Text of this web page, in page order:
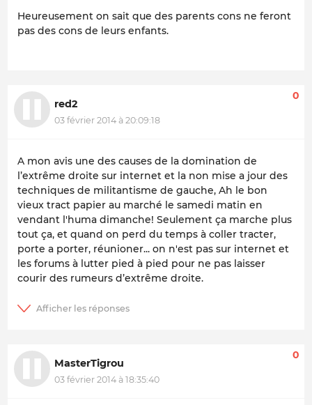
Heureusement on sait que des parents cons ne feront
pas des cons de leurs enfants.
red2
03 février 2014 à 20:09:18
0
A mon avis une des causes de la domination de
l’extrême droite sur internet et la non mise a jour des
techniques de militantisme de gauche, Ah le bon
vieux tract papier au marché le samedi matin en
vendant l'huma dimanche! Seulement ça marche plus
tout ça, et quand on perd du temps à coller tracter,
porte a porter, réunioner... on n'est pas sur internet et
les forums à lutter pied à pied pour ne pas laisser
courir des rumeurs d’extrême droite.
MasterTigrou
03 février 2014 à 18:35:40
0